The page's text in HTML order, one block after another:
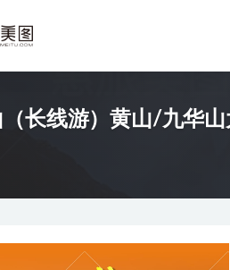
（长线游）黄山/九华